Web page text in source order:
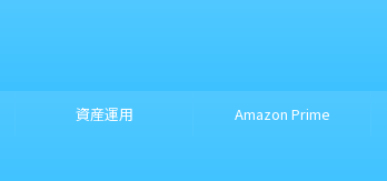
資産運用 Amazon Prime